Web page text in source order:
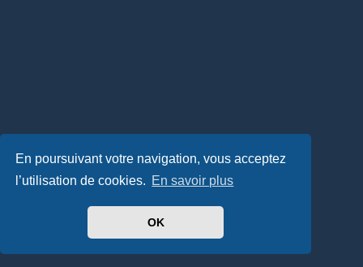
En poursuivant votre navigation, vous acceptez
l’utilisation de cookies. En savoir plus
OK